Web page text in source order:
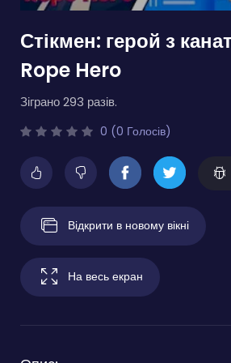
Стікмен: герой з
Rope Hero
Зіграно 293 разів.
0 (0 Голосів)
Відкрити в новому вікні
На весь екран